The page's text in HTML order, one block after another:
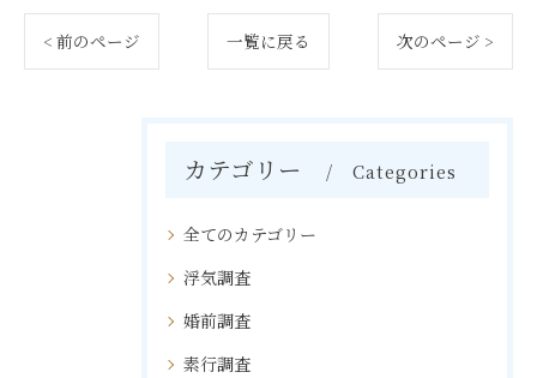
< 前のページ 一覧に戻る 次のページ >
カテゴリー Categories
全てのカテゴリー
浮気調査
婚前調査
素行調査